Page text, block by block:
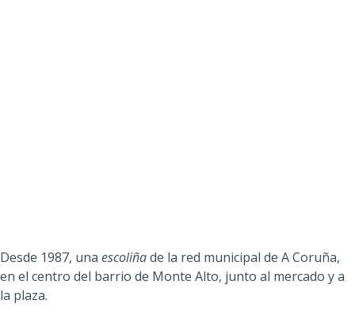
Desde 1987, una escoliñade la red municipal de A Coruña,
en el centro del barrio de Monte Alto, junto al mercado y a
la plaza.